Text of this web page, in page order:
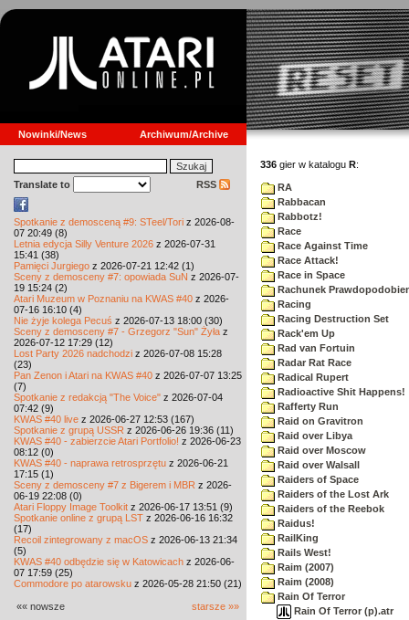
Nowinki/News Archiwum/Archive
Translate to RSS
Spotkanie z demosceną #9: STeel/Tori z 2026-08-
07 20:49 (8)
Letnia edycja Silly Venture 2026 z 2026-07-31
15:41 (38)
Pamięci Jurgiego z 2026-07-21 12:42 (1)
Sceny z demosceny #7: opowiada SuN z 2026-07-
19 15:24 (2)
Atari Muzeum w Poznaniu na KWAS #40 z 2026-
07-16 16:10 (4)
Nie żyje kolega Pecuś z 2026-07-13 18:00 (30)
Sceny z demosceny #7 - Grzegorz "Sun" Żyła z
2026-07-12 17:29 (12)
Lost Party 2026 nadchodzi z 2026-07-08 15:28
(23)
Pan Zenon i Atari na KWAS #40 z 2026-07-07 13:25
(7)
Spotkanie z redakcją "The Voice" z 2026-07-04
07:42 (9)
KWAS #40 live z 2026-06-27 12:53 (167)
Spotkanie z grupą USSR z 2026-06-26 19:36 (11)
KWAS #40 - zabierzcie Atari Portfolio! z 2026-06-23
08:12 (0)
KWAS #40 - naprawa retrosprzętu z 2026-06-21
17:15 (1)
Sceny z demosceny #7 z Bigerem i MBR z 2026-
06-19 22:08 (0)
Atari Floppy Image Toolkit z 2026-06-17 13:51 (9)
Spotkanie online z grupą LST z 2026-06-16 16:32
(17)
Recoil zintegrowany z macOS z 2026-06-13 21:34
(5)
KWAS #40 odbędzie się w Katowicach z 2026-06-
07 17:59 (25)
Commodore po atarowsku z 2026-05-28 21:50 (21)
«« nowsze starsze »»
336 gier w katalogu R:
RA
Rabbacan
Rabbotz!
Race
Race Against Time
Race Attack!
Race in Space
Rachunek
Racing
Racing Destruction Set
Rack'em Up
Rad van Fortuin
Radar Rat Race
Radical Rupert
Radioactive Shit Happens!
Rafferty Run
Raid on Gravitron
Raid over Libya
Raid over Moscow
Raid over Walsall
Raiders of Space
Raiders of the Lost Ark
Raiders of the Reebok
Raidus!
RailKing
Rails West!
Raim (2007)
Raim (2008)
Rain Of Terror
Rain Of Terror (p).atr